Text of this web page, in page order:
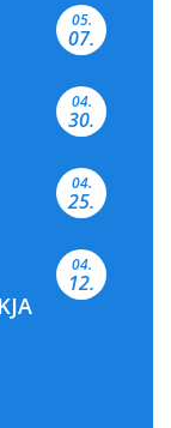
05.
07.
04.
30.
04.
25.
04.
12.